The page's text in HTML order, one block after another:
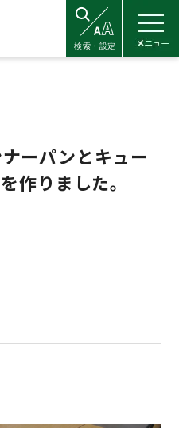
ーパンとキュー
作りました。